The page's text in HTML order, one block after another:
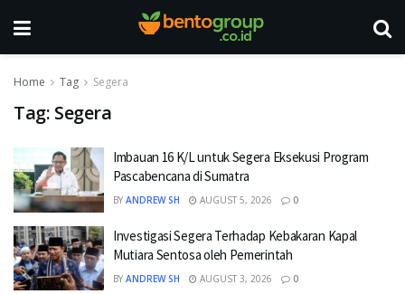
Home Tag Segera
Tag: Segera
Imbauan 16 K/L untuk Segera Eksekusi Program
Pascabencana di Sumatra
BY ANDREW SH AUGUST 5, 2026 0
Investigasi Segera Terhadap Kebakaran Kapal
Mutiara Sentosa oleh Pemerintah
BY ANDREW SH AUGUST 3, 2026 0